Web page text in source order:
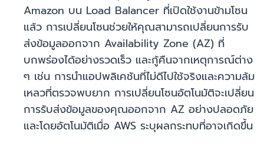
Amazon บน Load Balancer ที่เปิดใช้งานข้ามโซน
แล้ว การเปลี่ยนโซนช่วยให้คุณสามารถเปลี่ยนการรับ
ส่งข้อมูลออกจาก Availability Zone (AZ) ที่
บกพร่องได้อย่างรวดเร็ว และกู้คืนจากเหตุการณ์ต่าง
ๆ เช่น การนำแอปพลิเคชันที่ไม่ดีไปใช้จริงและความล้ม
เหลวที่ตรวจพบยาก การเปลี่ยนโซนอัตโนมัติจะเปลี่ยน
การรับส่งข้อมูลของคุณออกจาก AZ อย่างปลอดภัย
และโดยอัตโนมัติเมื่อ AWS ระบุผลกระทบที่อาจเกิดขึ้น